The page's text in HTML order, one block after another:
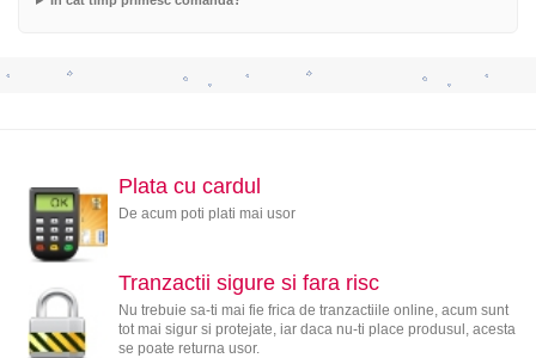
Plata cu cardul
De acum poti plati mai usor
Tranzactii sigure si fara risc
Nu trebuie sa-ti mai fie frica de tranzactiile online, acum sunt
tot mai sigur si protejate, iar daca nu-ti place produsul, acesta
se poate returna usor.